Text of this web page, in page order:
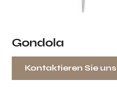
Gondola
Kontaktieren Sie uns